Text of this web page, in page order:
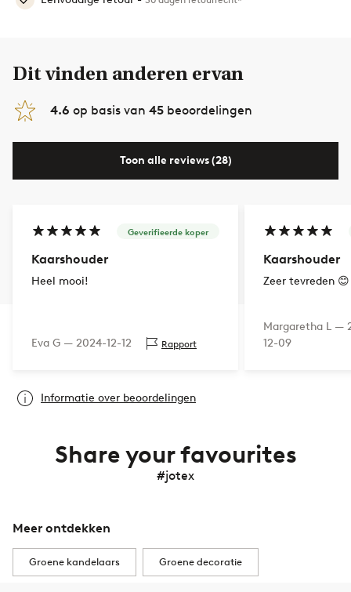
Dit vinden anderen ervan
4.6 op basis van 45 beoordelingen
Toon alle reviews (28)
Geverifieerde koper
Kaarshouder
Heel mooi!
Eva G — 2024-12-12 Rapport
Kaarshouder
Zeer tevreden 😊
Margaretha L —
12-09
Informatie over beoordelingen
Share your favourites
#jotex
Meer ontdekken
Groene kandelaars Groene decoratie